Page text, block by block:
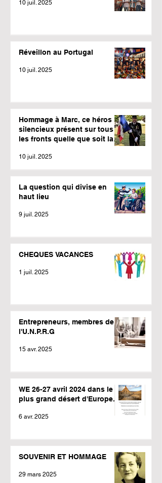
10 juil. 2025
Réveillon au Portugal
10 juil. 2025
Hommage à Marc, ce héros
silencieux présent sur tous
les fronts quelle que soit la
10 juil. 2025
La question qui divise en
haut lieu
9 juil. 2025
CHEQUES VACANCES
1 juil. 2025
Entrepreneurs, membres de
l'U.N.P.R.G
15 avr. 2025
WE 26-27 avril 2024 dans le
plus grand désert d'Europe.
6 avr. 2025
SOUVENIR ET HOMMAGE
29 mars 2025